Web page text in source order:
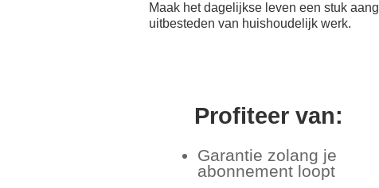
Maak het dagelijkse leven een stuk
uitbesteden van huishoudelijk werk.
Profiteer van:
Garantie zolang je
abonnement loopt